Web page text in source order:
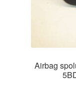
Airbag